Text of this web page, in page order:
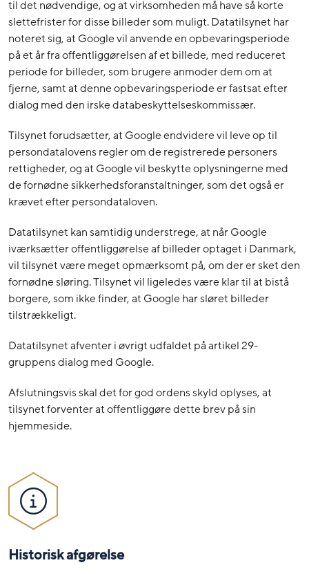
til det nødvendige, og at virksomheden må have så korte
slettefrister for disse billeder som muligt. Datatilsynet har
noteret sig, at Google vil anvende en opbevaringsperiode
på et år fra offentliggørelsen af et billede, med reduceret
periode for billeder, som brugere anmoder dem om at
fjerne, samt at denne opbevaringsperiode er fastsat efter
dialog med den irske databeskyttelseskommissær.
Tilsynet forudsætter, at Google endvidere vil leve op til
persondatalovens regler om de registrerede personers
rettigheder, og at Google vil beskytte oplysningerne med
de fornødne sikkerhedsforanstaltninger, som det også er
krævet efter persondataloven.
Datatilsynet kan samtidig understrege, at når Google
iværksætter offentliggørelse af billeder optaget i Danmark,
vil tilsynet være meget opmærksomt på, om der er sket den
fornødne sløring. Tilsynet vil ligeledes være klar til at bistå
borgere, som ikke finder, at Google har sløret billeder
tilstrækkeligt.
Datatilsynet afventer i øvrigt udfaldet på artikel 29-
gruppens dialog med Google.
Afslutningsvis skal det for god ordens skyld oplyses, at
tilsynet forventer at offentliggøre dette brev på sin
hjemmeside.
Historisk afgørelse